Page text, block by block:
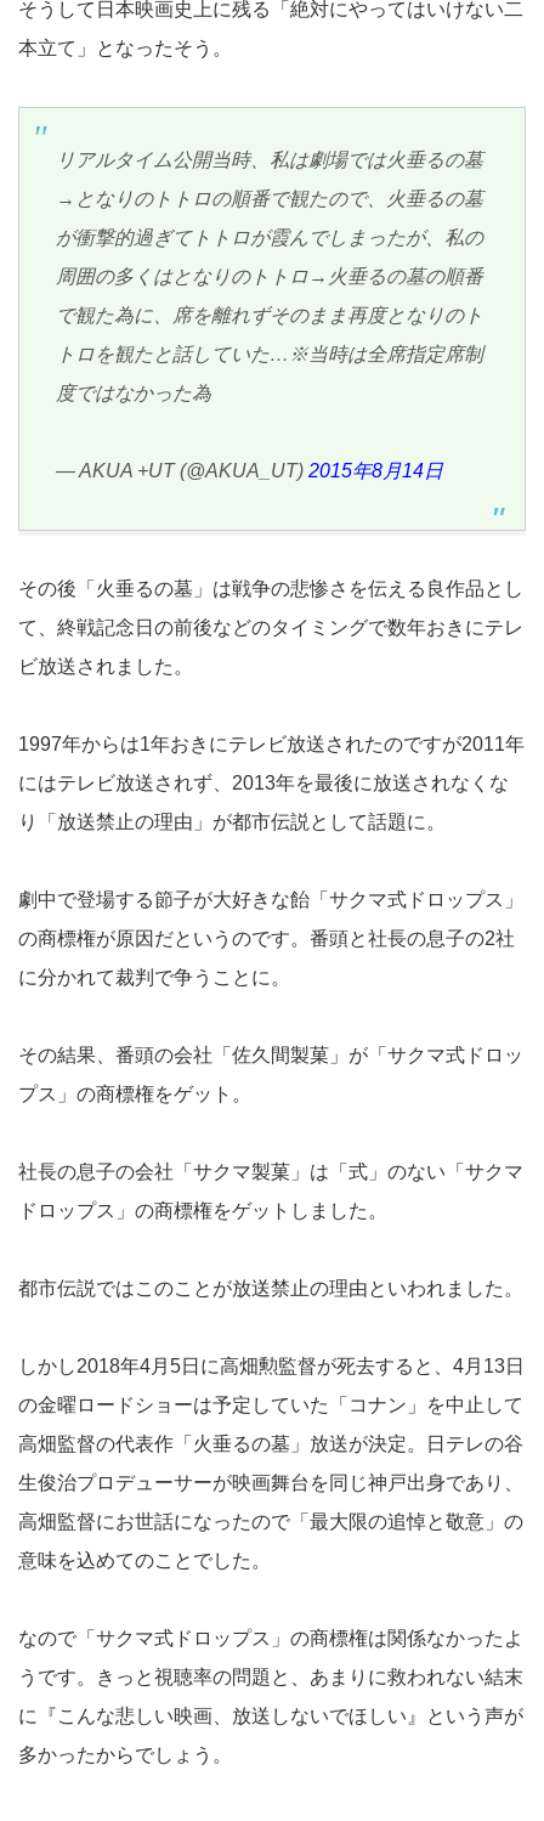
そうして日本映画史上に残る「絶対にやってはいけない二
本立て」となったそう。
リアルタイム公開当時、私は劇場では火垂るの墓
→となりのトトロの順番で観たので、火垂るの墓
が衝撃的過ぎてトトロが霞んでしまったが、私の
周囲の多くはとなりのトトロ→火垂るの墓の順番
で観た為に、席を離れずそのまま再度となりのト
トロを観たと話していた…※当時は全席指定席制
度ではなかった為
— AKUA +UT (@AKUA_UT) 2015年8月14日
その後「火垂るの墓」は戦争の悲惨さを伝える良作品とし
て、終戦記念日の前後などのタイミングで数年おきにテレ
ビ放送されました。
1997年からは1年おきにテレビ放送されたのですが2011年
にはテレビ放送されず、2013年を最後に放送されなくな
り「放送禁止の理由」が都市伝説として話題に。
劇中で登場する節子が大好きな飴「サクマ式ドロップス」
の商標権が原因だというのです。番頭と社長の息子の2社
に分かれて裁判で争うことに。
その結果、番頭の会社「佐久間製菓」が「サクマ式ドロッ
プス」の商標権をゲット。
社長の息子の会社「サクマ製菓」は「式」のない「サクマ
ドロップス」の商標権をゲットしました。
都市伝説ではこのことが放送禁止の理由といわれました。
しかし2018年4月5日に高畑勲監督が死去すると、4月13日
の金曜ロードショーは予定していた「コナン」を中止して
高畑監督の代表作「火垂るの墓」放送が決定。日テレの谷
生俊治プロデューサーが映画舞台を同じ神戸出身であり、
高畑監督にお世話になったので「最大限の追悼と敬意」の
意味を込めてのことでした。
なので「サクマ式ドロップス」の商標権は関係なかったよ
うです。きっと視聴率の問題と、あまりに救われない結末
に『こんな悲しい映画、放送しないでほしい』という声が
多かったからでしょう。